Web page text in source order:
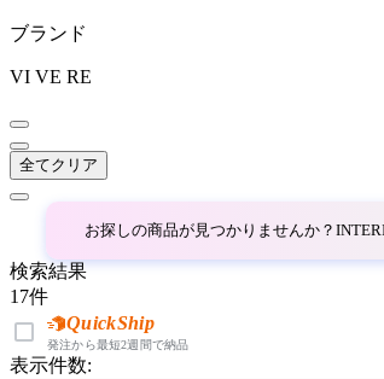
アルナ
Andreu World
アンドリューワールド
アノニマカステッリ
ブランド
VI VE RE
全てクリア
お探しの商品が見つかりませんか？
検索結果
17件
QuickShip
発注から最短2週間で納品
表示件数: